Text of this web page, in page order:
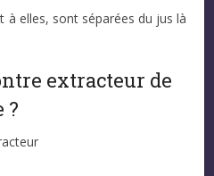
à elles, sont séparées du jus là
extracteur de
?